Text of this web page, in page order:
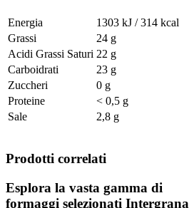
Energia
1303 kJ / 314 kcal
Grassi
24 g
Acidi Grassi Saturi 22 g
Carboidrati
23 g
Zuccheri
0 g
Proteine
< 0,5 g
Sale
2,8 g
Prodotti correlati
Esplora la vasta gamma di
formaggi selezionati Intergrana